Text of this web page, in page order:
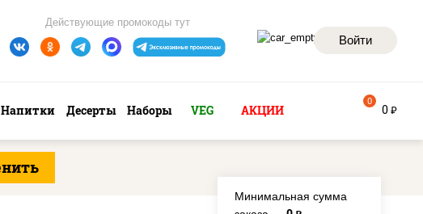
Войти
Действующие промокоды тут
Напитки Десерты Наборы VEG АКЦИИ 0 руб
0
Минимальная сумма